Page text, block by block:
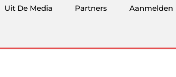
Uit De Media Partners Aanmelden